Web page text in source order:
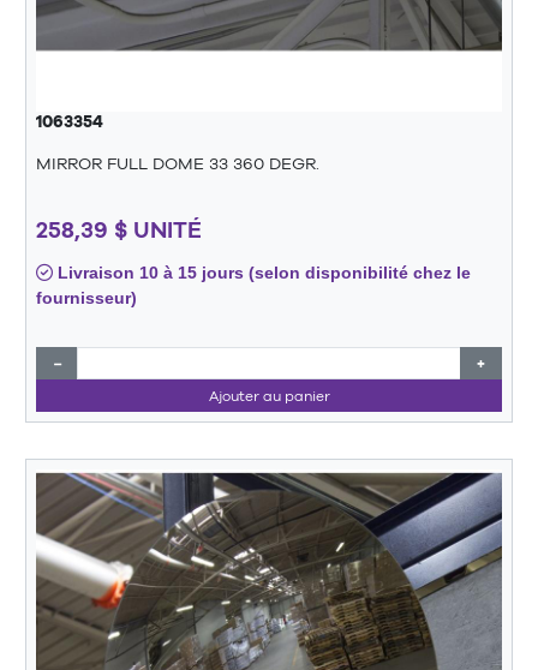
1063354
MIRROR FULL DOME 33 360 DEGR.
258,39 $ UNITÉ
Livraison 10 à 15 jours (selon disponibilité chez le
fournisseur)
− +
Ajouter au panier